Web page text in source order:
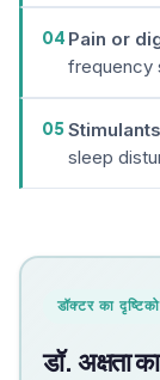
04 Pain or
frequency
05
sleep
डॉक्टर का
डॉ. अक्षता